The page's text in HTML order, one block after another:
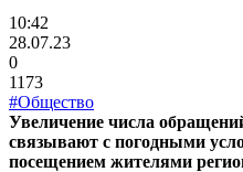
10:42
28.07.23
0
1173
#Общество
Увеличение числа
связывают с погодными
посещением жителями